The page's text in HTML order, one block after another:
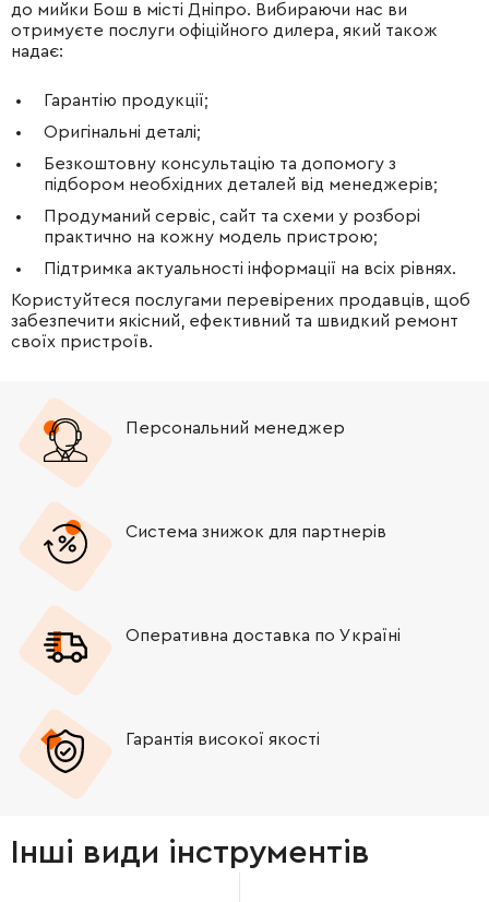
до мийки Бош в місті Дніпро. Вибираючи нас ви
отримуєте послуги офіційного дилера, який також
надає:
Гарантію продукції;
Оригінальні деталі;
Безкоштовну консультацію та допомогу з
підбором необхідних деталей від менеджерів;
Продуманий сервіс, сайт та схеми у розборі
практично на кожну модель пристрою;
Підтримка актуальності інформації на всіх рівнях.
Користуйтеся послугами перевірених продавців, щоб
забезпечити якісний, ефективний та швидкий ремонт
своїх пристроїв.
Персональний менеджер
Система знижок для партнерів
Оперативна доставка по Україні
Гарантія високої якості
Інші види інструментів